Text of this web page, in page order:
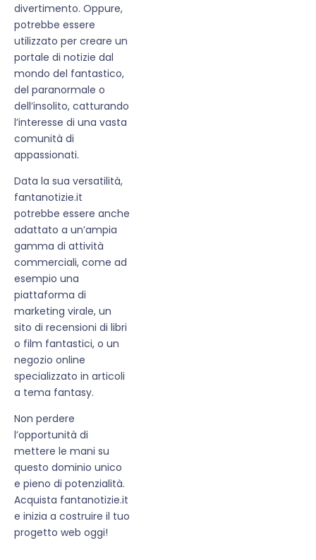
divertimento. Oppure,
potrebbe essere
utilizzato per creare un
portale di notizie dal
mondo del fantastico,
del paranormale o
dell’insolito, catturando
l’interesse di una vasta
comunità di
appassionati.
Data la sua versatilità,
fantanotizie.it
potrebbe essere anche
adattato a un’ampia
gamma di attività
commerciali, come ad
esempio una
piattaforma di
marketing virale, un
sito di recensioni di libri
o film fantastici, o un
negozio online
specializzato in articoli
a tema fantasy.
Non perdere
l’opportunità di
mettere le mani su
questo dominio unico
e pieno di potenzialità.
Acquista fantanotizie.it
e inizia a costruire il tuo
progetto web oggi!